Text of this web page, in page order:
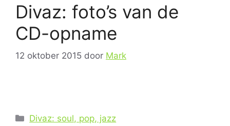
Divaz: foto’s van de
CD-opname
12 oktober 2015 door Mark
Categorieën
Divaz: soul, pop, jazz